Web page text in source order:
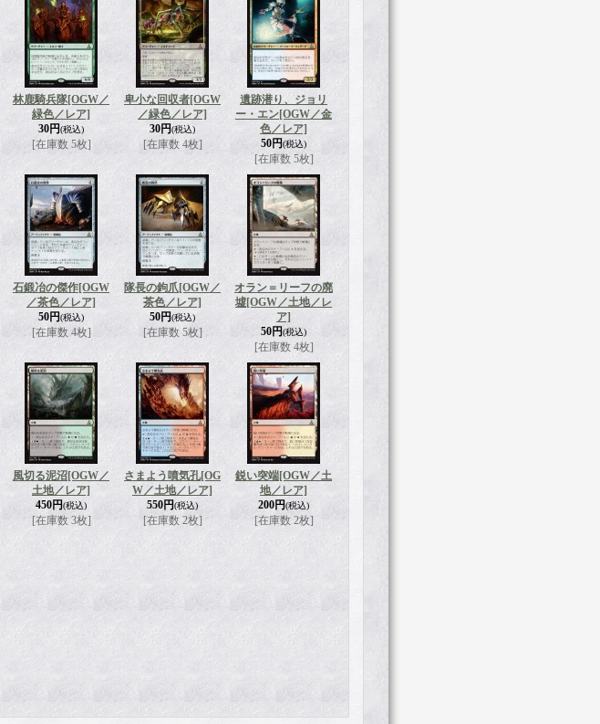
林鹿騎兵隊[OGW／
緑色／レア]
30円(税込)
[在庫数 5枚]
卑小な回収者[OGW
／緑色／レア]
30円(税込)
[在庫数 4枚]
遺跡潜り、ジョリ
ー・エン[OGW／金
色／レア]
50円(税込)
[在庫数 5枚]
石鍛冶の傑作[OGW
／茶色／レア]
50円(税込)
[在庫数 4枚]
隊長の鉤爪[OGW／
茶色／レア]
50円(税込)
[在庫数 5枚]
オラン＝リーフの廃
墟[OGW／土地／レ
ア]
50円(税込)
[在庫数 4枚]
風切る泥沼[OGW／
土地／レア]
450円(税込)
[在庫数 3枚]
さまよう噴気孔[OG
W／土地／レア]
550円(税込)
[在庫数 2枚]
鋭い突端[OGW／土
地／レア]
200円(税込)
[在庫数 2枚]